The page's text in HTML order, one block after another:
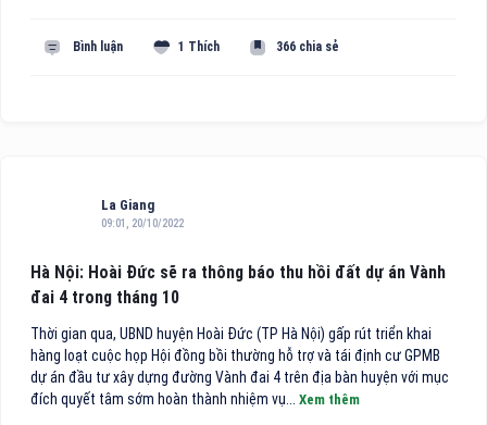
Bình luận 1 Thích 366 chia sẻ
La Giang
09:01, 20/10/2022
Hà Nội: Hoài Đức sẽ ra thông báo thu hồi đất dự án Vành
đai 4 trong tháng 10
Thời gian qua, UBND huyện Hoài Đức (TP Hà Nội) gấp rút triển khai
hàng loạt cuộc họp Hội đồng bồi thường hỗ trợ và tái định cư GPMB
dự án đầu tư xây dựng đường Vành đai 4 trên địa bàn huyện với mục
đích quyết tâm sớm hoàn thành nhiệm vụ... Xem thêm